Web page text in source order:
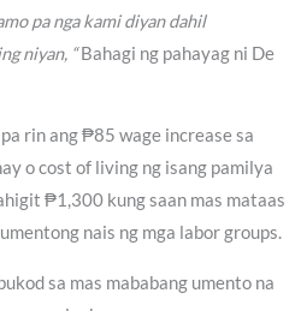
pa nga kami diyan dahil
niyan, “Bahagi ng pahayag ni De
rin ang ₱85 wage increase sa
o cost of living ng isang pamilya
₱1,300 kung saan mas mataas
nais ng mga labor groups.
sa mas mababang umento na